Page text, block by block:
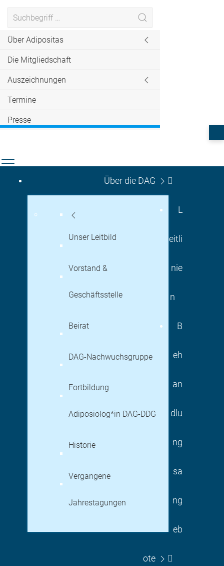
Über Adipositas
Die Mitgliedschaft
Auszeichnungen
Termine
Presse
Über die DAG
Unser Leitbild
Vorstand &
Geschäftsstelle
Beirat
DAG-Nachwuchsgruppe
Fortbildung
Adiposiolog*in DAG-DDG
Historie
Vergangene
Jahrestagungen
L
eitli
nie
n
B
eh
an
dlu
ng
sa
ng
eb
ote